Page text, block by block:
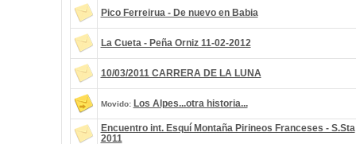
Pico Ferreirua - De nuevo en Babia
La Cueta - Peña Orniz 11-02-2012
10/03/2011 CARRERA DE LA LUNA
Movido: Los Alpes...otra historia...
Encuentro int. Esquí Montaña Pirineos Franceses - S.Sta
2011